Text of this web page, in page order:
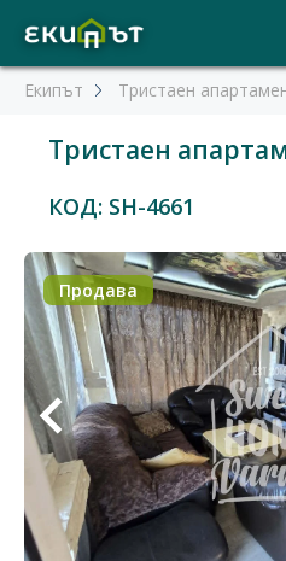
Екипът Тристаен
Тристаен
КОД: SH-4661
Продава